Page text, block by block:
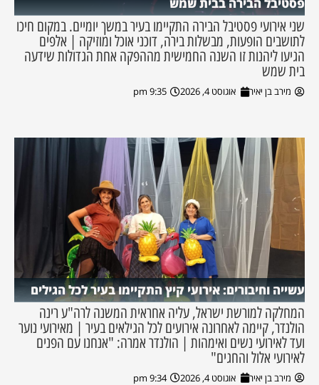
פסטיבל הבירה בבית שמש
שני אירועי פסטיבל הבירה התקיימו בעיר במשך יומיים. במקום חיכו
לתושבים הופעות, מבשלות בירה, דוכני אוכל ומוזיקה | אלפים
הגיעו ליהנות זו השנה החמישית מההפקה אחת הגדולות שידעה
בית שמש
מירב בן יאיר אוגוסט 4, 2026 9:35 pm
עשייה וחיבורים: אירועי קיץ התקיימו בעיר לכל הגילים
המחלקה למורשת ישראל, עליה אחראית המשנה לרה"ע רינה
הולנדר, קיימה לאחרונה אירועים לכל הגילאים בעיר | מאירועי נוער
ועד לאירועי נשים ואימהות | הולנדר אמרה: "אנחנו עם הפנים
לאירועי אלול והחגים"
מירב בן יאיר אוגוסט 4, 2026 9:34 pm